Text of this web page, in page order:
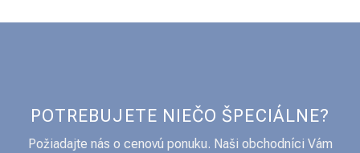
POTREBUJETE NIEČO ŠPECIÁLNE?
Požiadajte nás o cenovú ponuku. Naši obchodníci Vám